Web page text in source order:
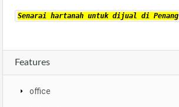
Senarai hartanah untuk dijual di Penang
Features
office